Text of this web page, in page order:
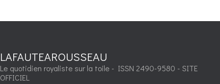
LAFAUTEAROUSSEAU
Le quotidien royaliste sur la toile - ISSN 2490-9580 - SITE
OFFICIEL